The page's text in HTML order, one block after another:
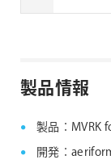
aescripts
製品情報
製品：MVRK
開発：